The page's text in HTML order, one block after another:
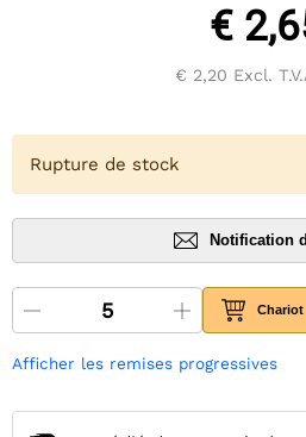
€
€ 2,20 Excl.
Rupture de stock
Notification
Chariot
Afficher les remises progressives